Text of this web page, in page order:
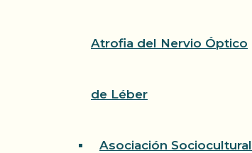
Atrofia del Nervio Óptico
de Léber
Asociación Sociocultural